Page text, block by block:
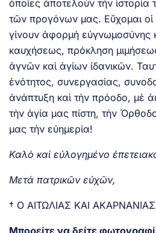
ὁποῖες ἀποτελούν τήν ἱστορία
τῶν προγόνων μας. Εὔχομαι οἱ
γίνουν ἀφορμὴ εὐγνωμοσύνης
καυχήσεως, πρόκληση
ἁγνῶν καὶ ἁγίων ἰδανικῶν.
ἑνότητος, συνεργασίας,
ἀνάπτυξη καὶ τὴν πρόοδο, μὲ
τὴν ἁγία μας πίστη, τὴν
μας τὴν εὐημερία!
Καλὸ καὶ εὐλογημένο
Μετά πατρικῶν εὐχῶν,
† Ο ΑΙΤΩΛΙΑΣ ΚΑΙ
Μπορείτε να δείτε